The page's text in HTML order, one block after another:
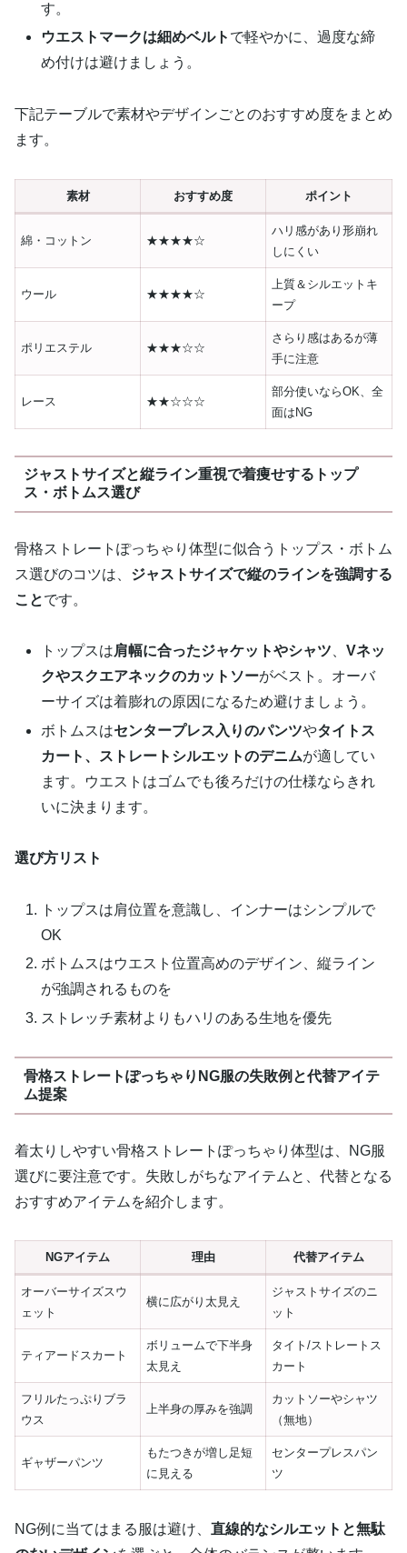
す。
ウエストマークは細めベルト で軽やかに、過度な締
め付けは避けましょう。
下記テーブルで素材やデザインごとのおすすめ度をまとめ
ます。
素材 おすすめ度 ポイント
綿・コットン ★★★★☆
ハリ感があり形崩れ
しにくい
ウール ★★★★☆
上質＆シルエットキ
ープ
ポリエステル ★★★☆☆
さらり感はあるが薄
手に注意
レース ★★☆☆☆
部分使いならOK、全
面はNG
ジャストサイズと縦ライン重視で着痩せするトップ
ス・ボトムス選び
骨格ストレートぽっちゃり体型に似合うトップス・ボトム
ス選びのコツは、 ジャストサイズで縦のラインを強調する
ことです。
トップスは肩幅に合ったジャケットやシャツ、Vネッ
クやスクエアネックのカットソーがベスト。オーバ
ーサイズは着膨れの原因になるため避けましょう。
ボトムスはセンタープレス入りのパンツやタイトス
カート、ストレートシルエットのデニムが適してい
ます。ウエストはゴムでも後ろだけの仕様ならきれ
いに決まります。
選び方リスト
トップスは肩位置を意識し、インナーはシンプルで
OK
ボトムスはウエスト位置高めのデザイン、縦ライン
が強調されるものを
ストレッチ素材よりもハリのある生地を優先
骨格ストレートぽっちゃりNG服の失敗例と代替アイテ
ム提案
着太りしやすい骨格ストレートぽっちゃり体型は、NG服
選びに要注意です。失敗しがちなアイテムと、代替となる
おすすめアイテムを紹介します。
NGアイテム 理由 代替アイテム
オーバーサイズスウ
ェット
横に広がり太見え
ジャストサイズのニ
ット
ティアードスカート
ボリュームで下半身
太見え
タイト/ストレートス
カート
フリルたっぷりブラ
ウス
上半身の厚みを強調
カットソーやシャツ
（無地）
ギャザーパンツ
もたつきが増し足短
に見える
センタープレスパン
ツ
NG例に当てはまる服は避け、 直線的なシルエットと無駄